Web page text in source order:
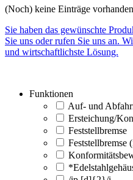
(Noch) keine Einträge
Sie haben das gewünschte
Sie uns oder rufen Sie uns an.
und wirtschaftlichste Lösung.
Funktionen
Auf- und
Ersteichung/
Feststellbremse
Feststellbremse